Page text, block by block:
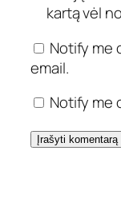
kartą vėl
Notify me
email.
Notify me